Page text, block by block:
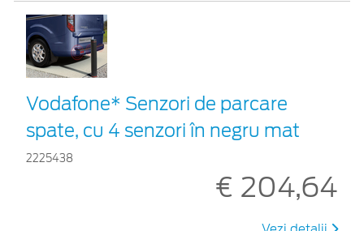
Vodafone* Senzori de parcare
spate, cu 4 senzori în negru mat
2225438
€ 204,64